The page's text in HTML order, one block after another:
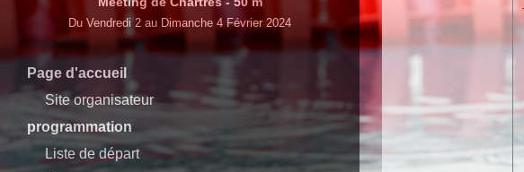
Du Vendredi 2 au Dimanche 4 Février 2024
Page d'accueil
Site organisateur
programmation
Liste de départ